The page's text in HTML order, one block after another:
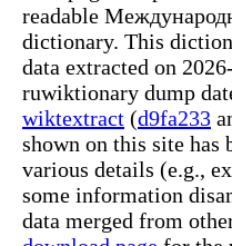
readable
dictionary. This
data extracted on
ruwiktionary dump
wiktextract (d9fa233
shown on this site has
various details (e.g.,
some information
data merged from